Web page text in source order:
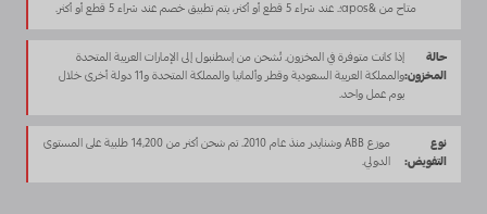
الأصلي
متاح من &apos؛. عند شراء 5 قطع أو أكثر، يتم تطبيق خصم عند شراء 5 قطع أو أكثر.
حالة
المخزون:
إذا كانت متوفرة في المخزون. تُشحن من إسطنبول إلى الإمارات العربية المتحدة
والمملكة العربية السعودية وقطر وألمانيا والمملكة المتحدة و11 دولة أخرى خلال
يوم عمل واحد.
نوع
التفويض:
موزع ABB وشنايدر منذ عام 2010. تم شحن أكثر من 14,200 طلبية على المستوى
الدولي.